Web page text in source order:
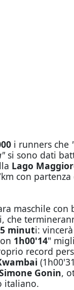
i runners che
si sono dati
Lago
con partenza
maschile con
che
minuti:
1h00'14"
record
Gonin,
italiano.